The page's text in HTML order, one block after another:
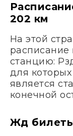
202 км
На этой
расписание
станцию:
для
является
конечной
Жд